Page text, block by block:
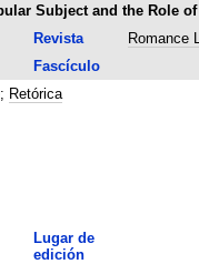
Subject and the Role
Revista
Romance
Fascículo
; Retórica
Lugar de
edición